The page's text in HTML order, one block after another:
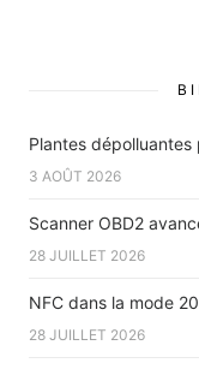
Plantes
3 AOÛT 2026
Scanner OBD2
28 JUILLET 2026
NFC dans la mode
28 JUILLET 2026